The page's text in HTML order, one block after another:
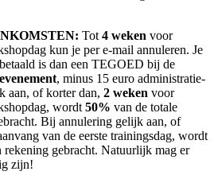
: Tot 4 weken voor
kun je per e-mail annuleren. Je
is dan een TEGOED bij de
, minus 15 euro administratie-
aan, of korter dan, 2 weken voor
wordt 50% van de totale
Bij annulering gelijk aan, of
van de eerste trainingsdag, wordt
gebracht. Natuurlijk mag er
zijn!